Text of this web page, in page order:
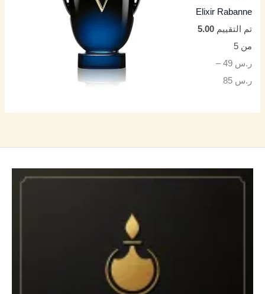
Elixir Rabanne
تم التقييم5.00
من 5
ر.س 49
–
ر.س 85